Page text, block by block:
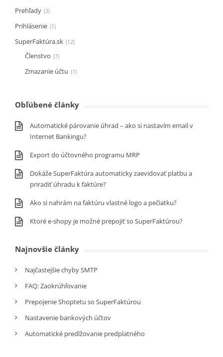
Prehľady 3
Prihlásenie 1
SuperFaktúra.sk 12
Členstvo 7
Zmazanie účtu 1
Obľúbené články
Automatické párovanie úhrad – ako si nastavím email v
Internet Bankingu?
Export do účtovného programu MRP
Dokáže SuperFaktúra automaticky zaevidovať platbu a
priradiť úhradu k faktúre?
Ako si nahrám na faktúru vlastné logo a pečiatku?
Ktoré e-shopy je možné prepojiť so SuperFaktúrou?
Najnovšie články
Najčastejšie chyby SMTP
FAQ: Zaokrúhľovanie
Prepojenie Shoptetu so SuperFaktúrou
Nastavenie bankových účtov
Automatické predlžovanie predplatného